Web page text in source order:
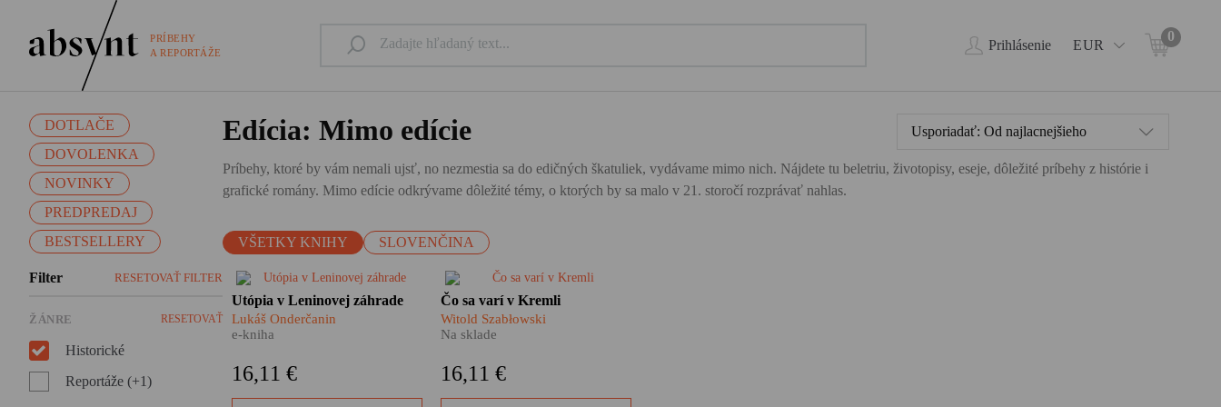
PRÍBEHY
A REPORTÁŽE
Prihlásenie EUR
0
DOTLAČE
DOVOLENKA
NOVINKY
PREDPREDAJ
BESTSELLERY
Filter RESETOVAŤ FILTER
ŽÁNRE RESETOVAŤ
Historické
Reportáže (+1)
Edícia: Mimo edície
Príbehy, ktoré by vám nemali ujsť, no nezmestia sa do edičných škatuliek, vydávame mimo nich. Nájdete tu beletriu, životopisy, eseje, dôležité príbehy z histórie i
grafické romány. Mimo edície odkrývame dôležité témy, o ktorých by sa malo v 21. storočí rozprávať nahlas.
VŠETKY KNIHY SLOVENČINA
Usporiadať: Od najlacnejšieho
Nie je to žiadna fatamorgána –
pred očami sa im skutočne
črtajú obrysy vysnívaného raja.
vyrážajú za volaním svojho
Utópia v Leninovej záhrade
Lukáš Onderčanin
e-kniha
16,11 €
​Prečo s posledným ruským
cárom Mikulášom II. zastrelili
aj jeho kuchára? Čo sa varilo
dal Gagarinovi pred odletom do
Čo sa varí v Kremli
Witold Szabłowski
Na sklade
16,11 €